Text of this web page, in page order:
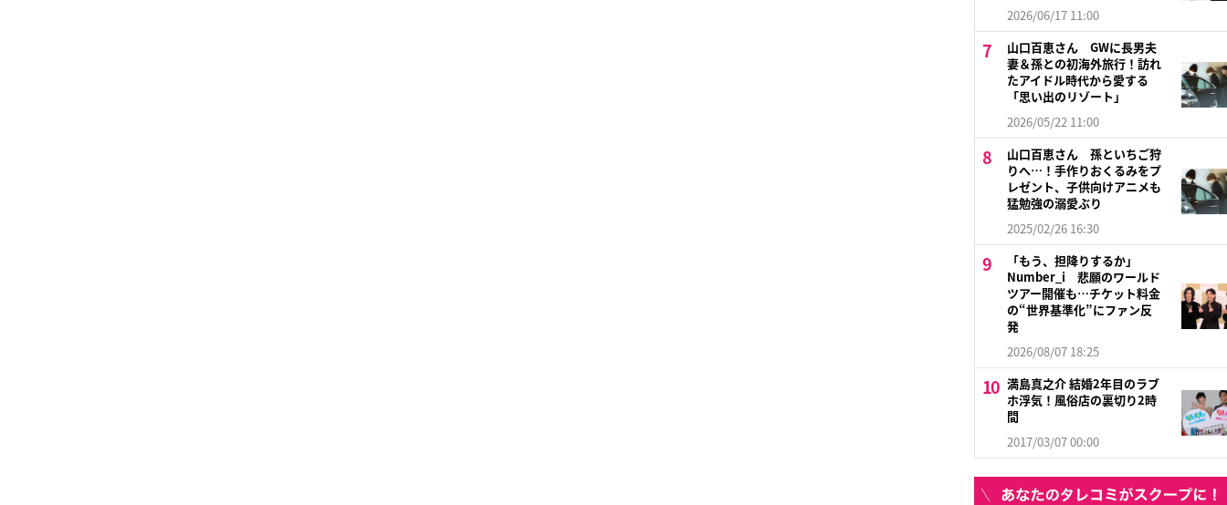
2026/06/17 11:00
山口百恵さん GWに長男夫
妻＆孫との初海外旅行！訪れ
たアイドル時代から愛する
「思い出のリゾート」
2026/05/22 11:00
山口百恵さん 孫といちご狩
りへ…！手作りおくるみをプ
レゼント、子供向けアニメも
猛勉強の溺愛ぶり
2025/02/26 16:30
「もう、担降りするか」
Number_i 悲願のワールド
ツアー開催も…チケット料金
の“世界基準化”にファン反
発
2026/08/07 18:25
満島真之介 結婚2年目のラブ
ホ浮気！風俗店の裏切り2時
間
2017/03/07 00:00